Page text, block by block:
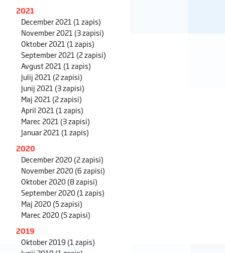
2021
December 2021 (1 zapis)
November 2021 (3 zapisi)
Oktober 2021 (1 zapis)
September 2021 (2 zapisi)
Avgust 2021 (1 zapis)
Julij 2021 (2 zapisi)
Junij 2021 (3 zapisi)
Maj 2021 (2 zapisi)
April 2021 (1 zapis)
Marec 2021 (3 zapisi)
Januar 2021 (1 zapis)
2020
December 2020(2 zapisi)
November 2020(6 zapisi)
Oktober 2020(8 zapisi)
September 2020(1 zapis)
Maj 2020(5 zapisi)
Marec 2020(5 zapisi)
2019
Oktober 2019 (1 zapis)